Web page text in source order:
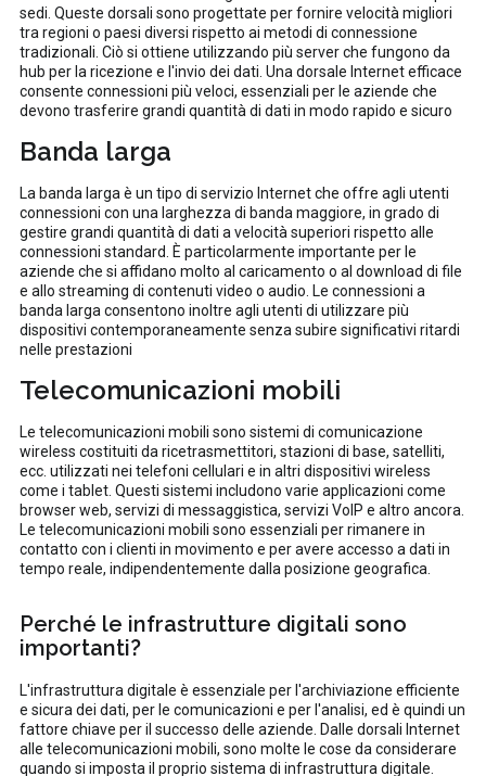
sedi. Queste dorsali sono progettate per fornire velocità migliori
tra regioni o paesi diversi rispetto ai metodi di connessione
tradizionali. Ciò si ottiene utilizzando più server che fungono da
hub per la ricezione e l'invio dei dati. Una dorsale Internet efficace
consente connessioni più veloci, essenziali per le aziende che
devono trasferire grandi quantità di dati in modo rapido e sicuro
Banda larga
La banda larga è un tipo di servizio Internet che offre agli utenti
connessioni con una larghezza di banda maggiore, in grado di
gestire grandi quantità di dati a velocità superiori rispetto alle
connessioni standard. È particolarmente importante per le
aziende che si affidano molto al caricamento o al download di file
e allo streaming di contenuti video o audio. Le connessioni a
banda larga consentono inoltre agli utenti di utilizzare più
dispositivi contemporaneamente senza subire significativi ritardi
nelle prestazioni
Telecomunicazioni mobili
Le telecomunicazioni mobili sono sistemi di comunicazione
wireless costituiti da ricetrasmettitori, stazioni di base, satelliti,
ecc. utilizzati nei telefoni cellulari e in altri dispositivi wireless
come i tablet. Questi sistemi includono varie applicazioni come
browser web, servizi di messaggistica, servizi VoIP e altro ancora.
Le telecomunicazioni mobili sono essenziali per rimanere in
contatto con i clienti in movimento e per avere accesso a dati in
tempo reale, indipendentemente dalla posizione geografica.
Perché le infrastrutture digitali sono
importanti?
L'infrastruttura digitale è essenziale per l'archiviazione efficiente
e sicura dei dati, per le comunicazioni e per l'analisi, ed è quindi un
fattore chiave per il successo delle aziende. Dalle dorsali Internet
alle telecomunicazioni mobili, sono molte le cose da considerare
quando si imposta il proprio sistema di infrastruttura digitale.